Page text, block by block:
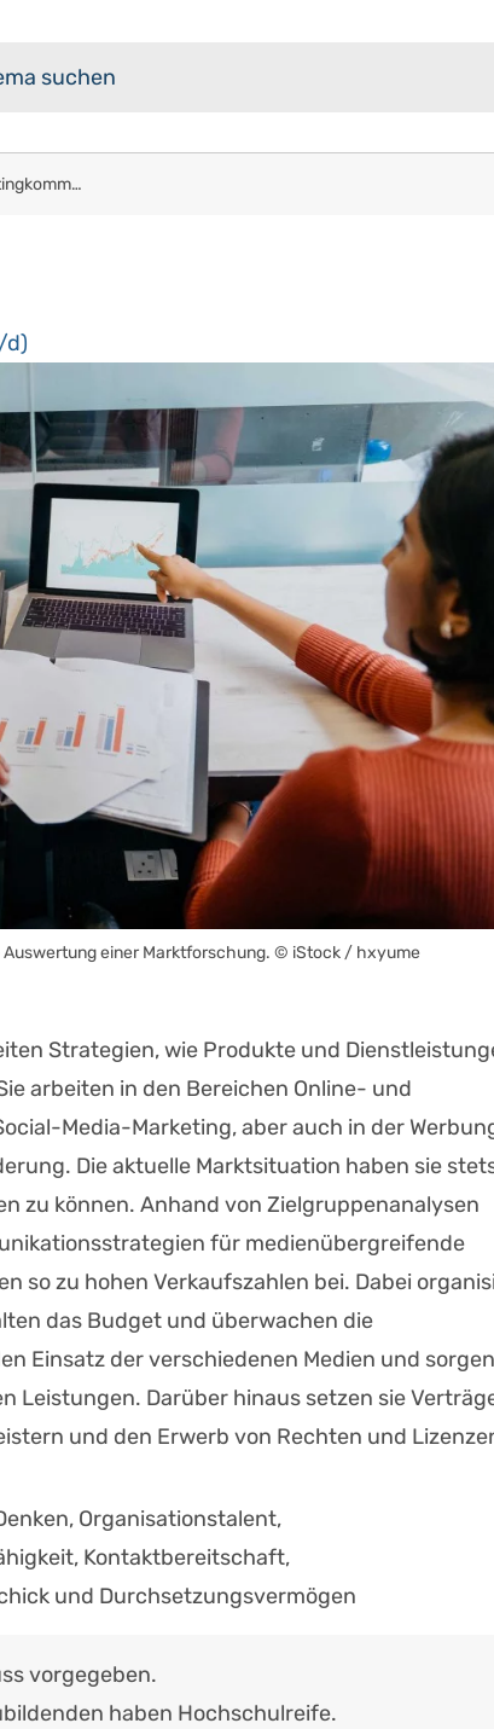
Kaufmann für Marketingkommunikation (m/w/d)
d)
einer Marktforschung. © iStock / hxyume
Strategien, wie Produkte und
arbeiten in den Bereichen Online- und
Media-Marketing, aber auch in der
Die aktuelle Marktsituation haben sie
zu können. Anhand von Zielgruppenanalysen
für medienübergreifende
so zu hohen Verkaufszahlen bei. Dabei
das Budget und überwachen die
Einsatz der verschiedenen Medien und
Leistungen. Darüber hinaus setzen sie
und den Erwerb von Rechten und
Organisationstalent,
Kontaktbereitschaft,
und Durchsetzungsvermögen
vorgegeben.
haben Hochschulreife.